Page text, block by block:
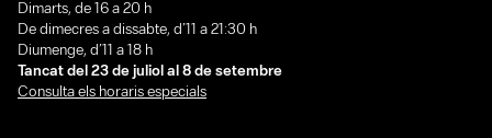
Dimarts, de 16 a 20 h
De dimecres a dissabte, d’11 a 21:30 h
Diumenge, d’11 a 18 h
Tancat del 23 de juliol al 8 de setembre
Consulta els horaris especials